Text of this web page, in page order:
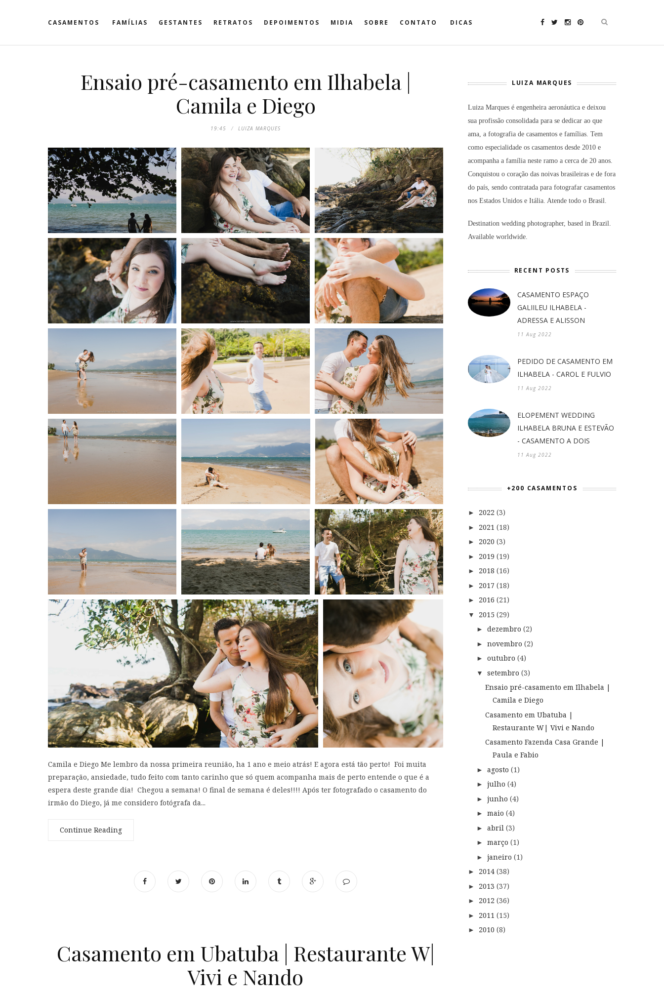
CASAMENTOS FAMÍLIAS GESTANTES RETRATOS DEPOIMENTOS MIDIA SOBRE CONTATO DICAS
Ensaio pré-casamento em Ilhabela |
Camila e Diego
19:45 LUIZA MARQUES
Camila e Diego Me lembro da nossa primeira reunião, ha 1 ano e meio atrás! E agora está tão perto! Foi muita
preparação, ansiedade, tudo feito com tanto carinho que só quem acompanha mais de perto entende o que é a
espera deste grande dia! Chegou a semana! O final de semana é deles!!!! Após ter fotografado o casamento do
irmão do Diego, já me considero fotógrafa da...
Continue Reading
Casamento em Ubatuba | Restaurante W|
Vivi e Nando
LUIZA MARQUES
Luiza Marques é engenheira aeronáutica e deixou
sua profissão consolidada para se dedicar ao que
ama, a fotografia de casamentos e famílias. Tem
como especialidade os casamentos desde 2010 e
acompanha a família neste ramo a cerca de 20 anos.
Conquistou o coração das noivas brasileiras e de fora
do país, sendo contratada para fotografar casamentos
nos Estados Unidos e Itália. Atende todo o Brasil.
Destination wedding photographer, based in Brazil.
Available worldwide.
RECENT POSTS
CASAMENTO ESPAÇO
GALIILEU ILHABELA -
ADRESSA E ALISSON
11 Aug 2022
PEDIDO DE CASAMENTO EM
ILHABELA - CAROL E FULVIO
11 Aug 2022
ELOPEMENT WEDDING
ILHABELA BRUNA E ESTEVÃO
- CASAMENTO A DOIS
11 Aug 2022
+200 CASAMENTOS
► 2022 (3)
► 2021 (18)
► 2020 (3)
► 2019 (19)
► 2018 (16)
► 2017 (18)
► 2016 (21)
▼ 2015 (29)
► dezembro (2)
► novembro (2)
► outubro (4)
▼ setembro (3)
Ensaio pré-casamento em Ilhabela |
Camila e Diego
Casamento em Ubatuba |
Restaurante W| Vivi e Nando
Casamento Fazenda Casa Grande |
Paula e Fabio
► agosto (1)
► julho (4)
► junho (4)
► maio (4)
► abril (3)
► março (1)
► janeiro (1)
► 2014 (38)
► 2013 (37)
► 2012 (36)
► 2011 (15)
► 2010 (8)